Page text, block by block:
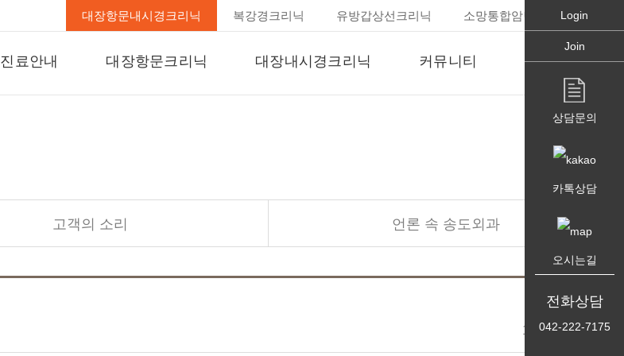
소망통합암면역크리닉
유방갑상선크리닉
복강경크리닉
대장항문내시경크리닉
진료안내 대장항문크리닉
대장/직장암
대장내시경크리닉 커뮤니티 병원소개
병원장인사말
의료장비보기
병원둘러보기
찾아오시는길
Login
Join
상담문의
카톡상담
오시는길
전화상담
042-222-7175
고객의 소리 언론 속 송도외과
11-08-11 16:08